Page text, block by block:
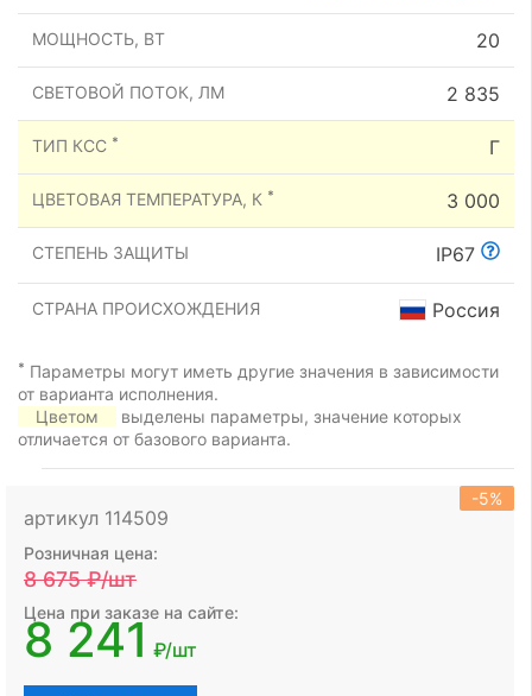
МОЩНОСТЬ, ВТ 20
СВЕТОВОЙ ПОТОК, ЛМ 2 835
ТИП КСС * Г
ЦВЕТОВАЯ ТЕМПЕРАТУРА, К * 3 000
СТЕПЕНЬ ЗАЩИТЫ IP67
СТРАНА ПРОИСХОЖДЕНИЯ Россия
* Параметры могут иметь другие значения в зависимости
от варианта исполнения.
Цветом
выделены параметры, значение которых
отличается от базового варианта.
артикул 114509
-5%
Розничная цена:
8 675₽/шт
Цена при заказе на сайте:
8 241 ₽/шт